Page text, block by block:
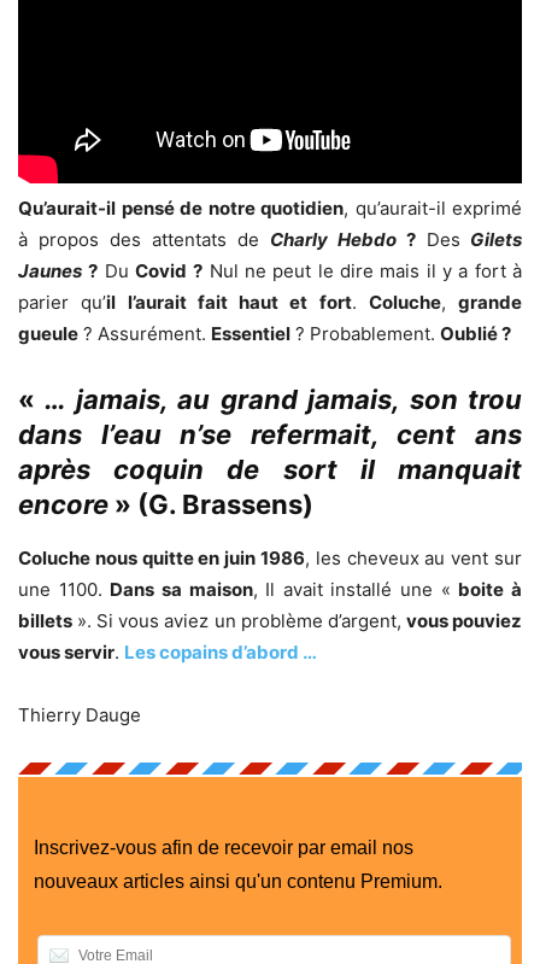
Qu’aurait-il pensé de notre quotidien, qu’aurait-il exprimé
à propos des attentats de Charly Hebdo ? Des Gilets
Jaunes ? DuCovid ? Nul ne peut le dire mais il y a fort à
parier qu’il l’aurait fait haut et fort. Coluche, grande
gueule ? Assurément. Essentiel ? Probablement. Oublié ?
«… jamais, au grand jamais, son trou
dans l’eau n’se refermait, cent ans
après coquin de sort il manquait
encore » (G. Brassens)
Coluche nous quitte en juin 1986, les cheveux au vent sur
une 1100. Dans sa maison, Il avait installé une « boite à
billets ». Si vous aviez un problème d’argent, vous pouviez
vous servir. Les copains d’abord …
Thierry Dauge
Inscrivez-vous afin de recevoir par email nos
nouveaux articles ainsi qu'un contenu Premium.